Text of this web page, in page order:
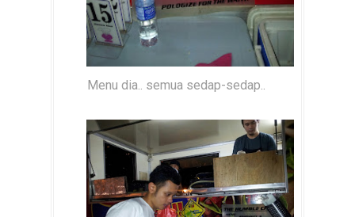
Menu dia.. semua sedap-sedap..